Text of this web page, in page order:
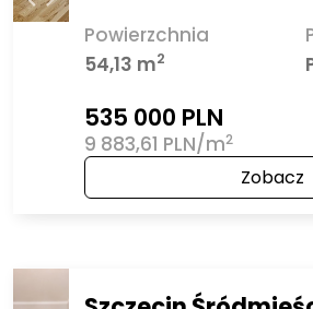
Powierzchnia
54,13 m2
535 000 PLN
9 883,61 PLN/m2
Zobacz